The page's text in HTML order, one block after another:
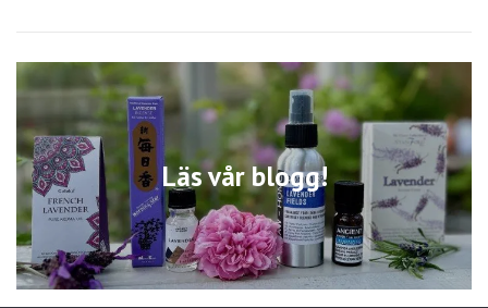
Läs vår blogg!